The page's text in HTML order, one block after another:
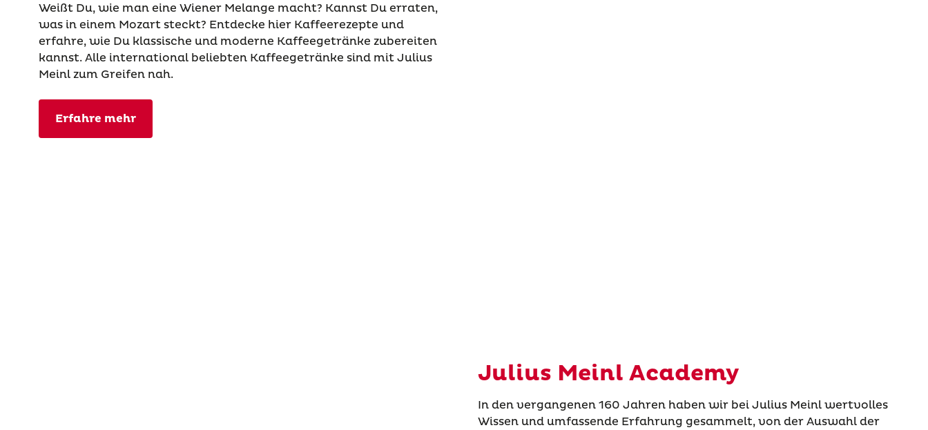
Weißt Du, wie man eine Wiener Melange macht? Kannst Du erraten,
was in einem Mozart steckt? Entdecke hier Kaffeerezepte und
erfahre, wie Du klassische und moderne Kaffeegetränke zubereiten
kannst. Alle international beliebten Kaffeegetränke sind mit Julius
Meinl zum Greifen nah.
Erfahre mehr
Julius Meinl Academy
In den vergangenen 160 Jahren haben wir bei Julius Meinl wertvolles
Wissen und umfassende Erfahrung gesammelt, von der Auswahl der